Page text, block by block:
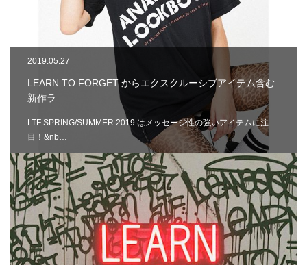
2019.05.27
LEARN TO FORGET からエクスクルーシブアイテム含む
新作ラ…
LTF SPRING/SUMMER 2019 はメッセージ性の強いアイテムに注
目！&nb…